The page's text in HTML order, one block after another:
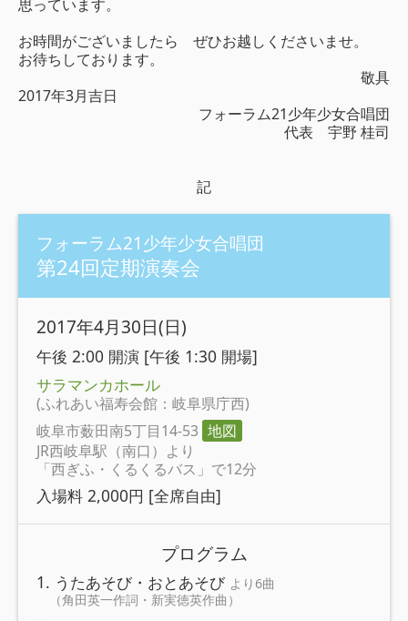
思っています。
お時間がございましたら ぜひお越しくださいませ。
お待ちしております。
敬具
2017年3月吉日
フォーラム21少年少女合唱団
代表 宇野 桂司
記
フォーラム21少年少女合唱団
第24回定期演奏会
2017年4月30日(日)
午後 2:00 開演 [午後 1:30 開場]
サラマンカホール
(ふれあい福寿会館：岐阜県庁西)
岐阜市薮田南5丁目14-53 地図
JR西岐阜駅（南口）より
「西ぎふ・くるくるバス」で12分
入場料 2,000円 [全席自由]
プログラム
1. うたあそび・おとあそび より6曲
（角田英一作詞・新実徳英作曲）